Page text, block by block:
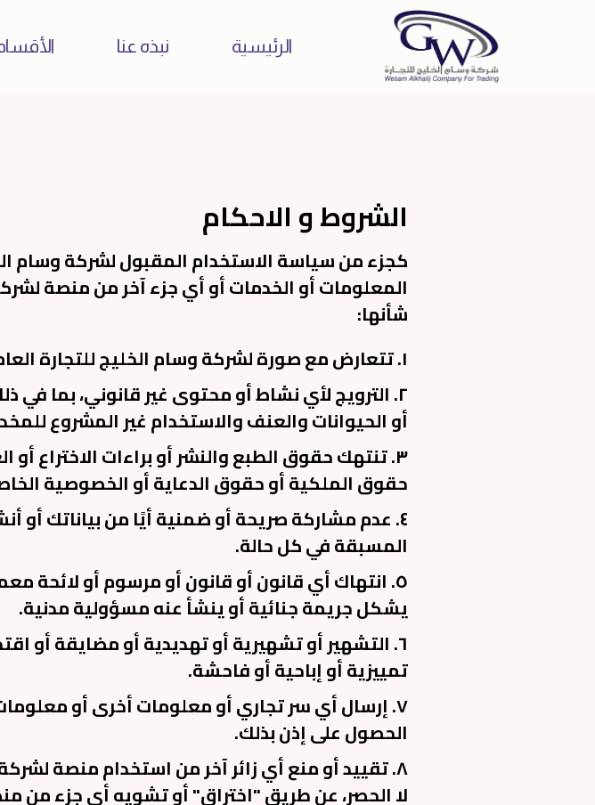
الرئيسية نبذه عنا
الشروط و الاحكام
كجزء من سياسة الاستخدام المقبول لشركة وسام
المعلومات أو الخدمات أو أي جزء آخر من منصة
شأنها:
١. تتعارض مع صورة لشركة وسام الخليج للتجارة العامة أو النية الحسنة أو السمعة.
٢. الترويج لأي نشاط أو محتوى غير قانوني، بما
أو الحيوانات والعنف والاستخدام غير المشروع
٣. تنتهك حقوق الطبع والنشر أو براءات الاختراع أو
حقوق الملكية أو حقوق الدعاية أو الخصوصية
٤. عدم مشاركة صريحة أو ضمنية أيًا من بياناتك أو
المسبقة في كل حالة.
٥. انتهاك أي قانون أو قانون أو مرسوم أو لائحة
يشكل جريمة جنائية أو ينشأ عنه مسؤولية مدنية.
٦. التشهير أو تشهيرية أو تهديدية أو مضايقة أو
تمييزية أو إباحية أو فاحشة.
٧. إرسال أي سر تجاري أو معلومات أخرى أو
الحصول على إذن بذلك.
٨. تقييد أو منع أي زائر آخر من استخدام منصة
لا الحصر، عن طريق "اختراق" أو تشويه أي جزء من